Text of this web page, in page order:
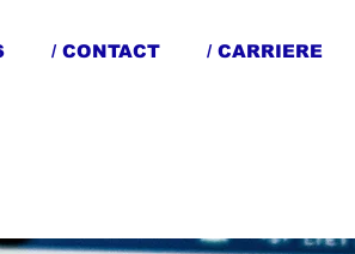
/ CONTACT / CARRIERE